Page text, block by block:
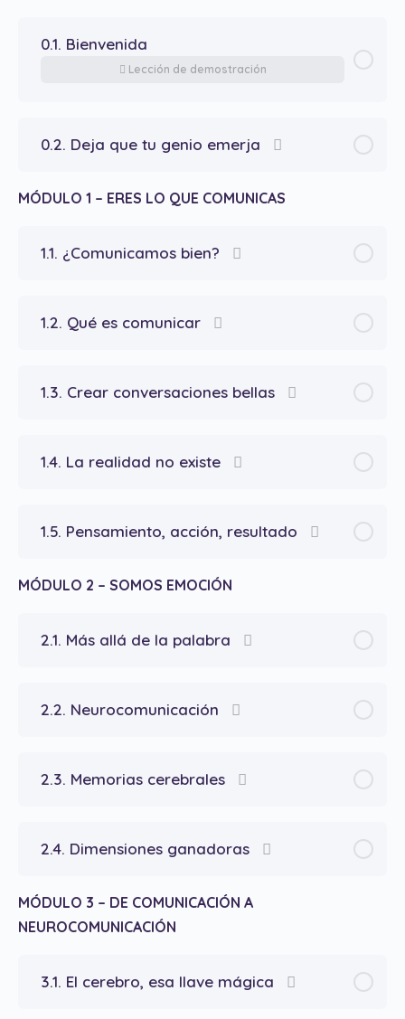
0.1. Bienvenida
Lección de demostración
0.2. Deja que tu genio emerja
MÓDULO 1 – ERES LO QUE COMUNICAS
1.1. ¿Comunicamos bien?
1.2. Qué es comunicar
1.3. Crear conversaciones bellas
1.4. La realidad no existe
1.5. Pensamiento, acción, resultado
MÓDULO 2 – SOMOS EMOCIÓN
2.1. Más allá de la palabra
2.2. Neurocomunicación
2.3. Memorias cerebrales
2.4. Dimensiones ganadoras
MÓDULO 3 – DE COMUNICACIÓN A
NEUROCOMUNICACIÓN
3.1. El cerebro, esa llave mágica